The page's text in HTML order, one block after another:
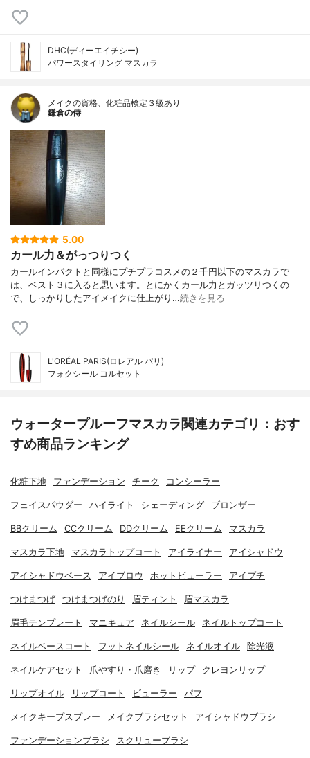
DHC(ディーエイチシー)
パワースタイリング マスカラ
メイクの資格、化粧品検定３級あり
鎌倉の侍
5.00
カール力＆がっつりつく
カールインパクトと同様にプチプラコスメの２千円以下のマスカラで
は、ベスト３に入ると思います。とにかくカール力とガッツリつくの
で、しっかりしたアイメイクに仕上がり…続きを見る
L'ORÉAL PARIS(ロレアル パリ)
フォクシール コルセット
ウォータープルーフマスカラ関連カテゴリ：おす
すめ商品ランキング
化粧下地 ファンデーション チーク コンシーラー
フェイスパウダー ハイライト シェーディング ブロンザー
BBクリーム CCクリーム DDクリーム EEクリーム マスカラ
マスカラ下地 マスカラトップコート アイライナー アイシャドウ
アイシャドウベース アイブロウ ホットビューラー アイプチ
つけまつげ つけまつげのり 眉ティント 眉マスカラ
眉毛テンプレート マニキュア ネイルシール ネイルトップコート
ネイルベースコート フットネイルシール ネイルオイル 除光液
ネイルケアセット 爪やすり・爪磨き リップ クレヨンリップ
リップオイル リップコート ビューラー パフ
メイクキープスプレー メイクブラシセット アイシャドウブラシ
ファンデーションブラシ スクリューブラシ